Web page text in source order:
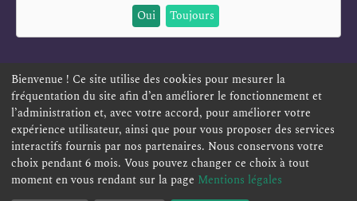
Oui
Toujours
ESPACE PERSONNEL OFFRES D'EMPLOI SIGNALEMENT
TÉLÉSERVICES PLAN DU SITE
ACCESSIBILITÉ POLITIQUE DE CONFIDENTIALITÉ
MENTIONS LÉGALES CONTACT
Bienvenue ! Ce site utilise des cookies pour mesurer la
fréquentation du site afin d’en améliorer le fonctionnement et
l’administration et, avec votre accord, pour améliorer votre
expérience utilisateur, ainsi que pour vous proposer des services
interactifs fournis par nos partenaires. Nous conservons votre
choix pendant 6 mois. Vous pouvez changer ce choix à tout
moment en vous rendant sur la page Mentions légales